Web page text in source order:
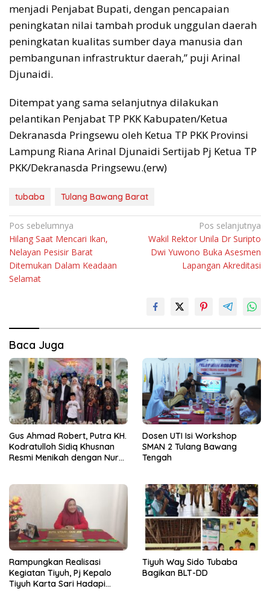
menjadi Penjabat Bupati, dengan pencapaian
peningkatan nilai tambah produk unggulan daerah
peningkatan kualitas sumber daya manusia dan
pembangunan infrastruktur daerah,” puji Arinal
Djunaidi.
Ditempat yang sama selanjutnya dilakukan
pelantikan Penjabat TP PKK Kabupaten/Ketua
Dekranasda Pringsewu oleh Ketua TP PKK Provinsi
Lampung Riana Arinal Djunaidi Sertijab Pj Ketua TP
PKK/Dekranasda Pringsewu.(erw)
tubaba Tulang Bawang Barat
Navigasi
pos
Pos sebelumnya
Hilang Saat Mencari Ikan,
Nelayan Pesisir Barat
Ditemukan Dalam Keadaan
Selamat
Pos selanjutnya
Wakil Rektor Unila Dr Suripto
Dwi Yuwono Buka Asesmen
Lapangan Akreditasi
Baca Juga
Gus Ahmad Robert, Putra KH.
Kodratulloh Sidiq Khusnan
Resmi Menikah dengan Nur
Dosen UTI Isi Workshop
SMAN 2 Tulang Bawang
Tengah
Rampungkan Realisasi
Kegiatan Tiyuh, Pj Kepalo
Tiyuh Karta Sari Hadapi
Tiyuh Way Sido Tubaba
Bagikan BLT-DD